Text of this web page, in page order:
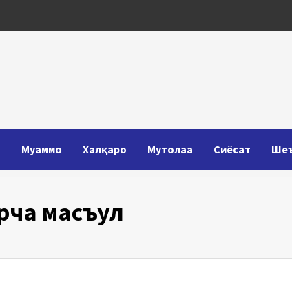
Муаммо Халқаро Мутолаа Сиёсат
масъул